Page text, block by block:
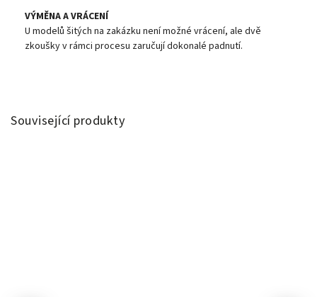
VÝMĚNA A VRÁCENÍ
U modelů šitých na zakázku není možné vrácení, ale dvě
zkoušky v rámci procesu zaručují dokonalé padnutí.
Související produkty